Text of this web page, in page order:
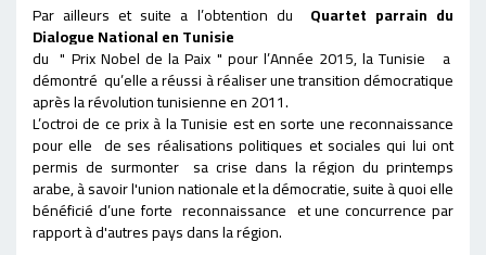
Par ailleurs et suite a l’obtention du Quartet parrain du
Dialogue National en Tunisie
du" Prix Nobel de la Paix " pour l’Année 2015, la Tunisie a
démontré qu’elle a réussi à réaliser une transition démocratique
après la révolution tunisienne en 2011.
L’octroi de ce prix à la Tunisie est en sorte une reconnaissance
pour elle de ses réalisations politiques et sociales qui lui ont
permis de surmonter sa crise dans la région du printemps
arabe, à savoir l'union nationale et la démocratie, suite à quoi elle
bénéficié d’une forte reconnaissance et une concurrence par
rapport à d'autres pays dans la région.